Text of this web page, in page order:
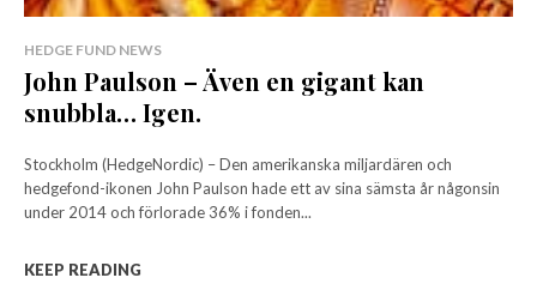
HEDGE FUND NEWS
John Paulson – Även en gigant kan
snubbla… Igen.
Stockholm (HedgeNordic) – Den amerikanska miljardären och
hedgefond-ikonen John Paulson hade ett av sina sämsta år någonsin
under 2014 och förlorade 36% i fonden...
KEEP READING